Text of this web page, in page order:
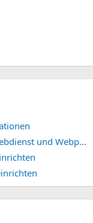
Synology DSM 7.2/7.3, Web Station 4, Webdienst und Webportal erstellen (ehemals vHost)